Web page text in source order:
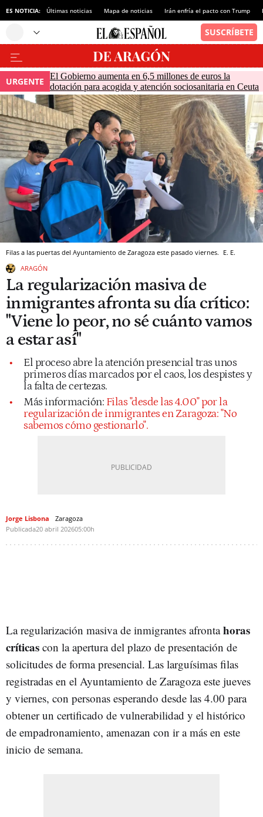
ES NOTICIA: Últimas noticias Mapa de noticias Irán enfría el pacto con Trump
URGENTE
El Gobierno aumenta en 6,5 millones de euros la
dotación para acogida y atención sociosanitaria en Ceuta
Filas a las puertas del Ayuntamiento de Zaragoza este pasado viernes. E. E.
ARAGÓN
La regularización masiva de
inmigrantes afronta su día crítico:
"Viene lo peor, no sé cuánto vamos
a estar así"
El proceso abre la atención presencial tras unos
primeros días marcados por el caos, los despistes y
la falta de certezas.
Más información: Filas "desde las 4.00" por la
regularización de inmigrantes en Zaragoza: "No
sabemos cómo gestionarlo".
Jorge Lisbona
Zaragoza
Publicada20 abril 202605:00h
La regularización masiva de inmigrantes afrontahoras
críticas con la apertura del plazo de presentación de
solicitudes de forma presencial. Las larguísimas filas
registradas en el Ayuntamiento de Zaragoza este jueves
y viernes, con personas esperando desde las 4.00 para
obtener un certificado de vulnerabilidad y el histórico
de empadronamiento, amenazan con ir a más en este
inicio de semana.